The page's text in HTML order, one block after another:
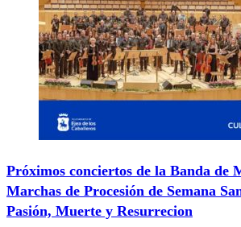
Próximos conciertos de la Banda de
Marchas de Procesión de Semana
Pasión, Muerte y Resurrecion